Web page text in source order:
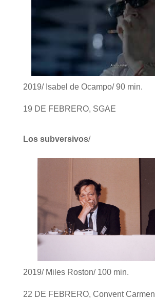
2019/ Isabel de Ocampo/ 90 min.
19 DE FEBRERO, SGAE
Los subversivos/
2019/ Miles Roston/ 100 min.
22 DE FEBRERO, Convent Carmen